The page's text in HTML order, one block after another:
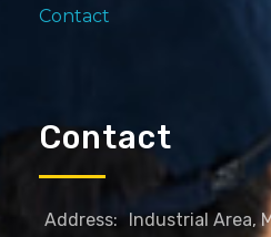
Contact
Contact
Address:
Industrial Area,